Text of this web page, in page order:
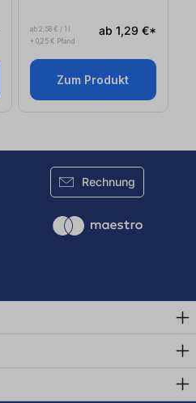
ab 2,58 € / 1 l
+ 0,25 € Pfand
ab 1,29 €*
Zum Produkt
Rechnung